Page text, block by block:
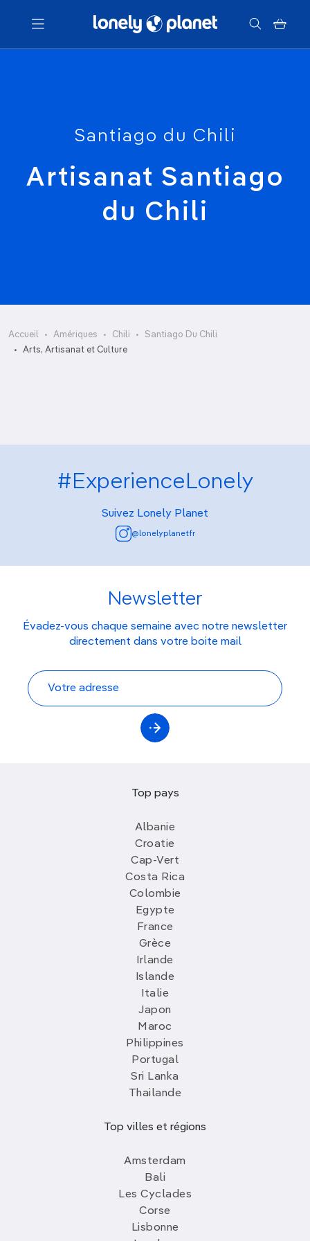
Menu
Santiago du Chili
Artisanat Santiago
du Chili
Accueil Amériques Chili
Santiago Du Chili
Arts, Artisanat et Culture
Centro Cultural Palacio La Moneda
#ExperienceLonely
Suivez Lonely Planet
@lonelyplanetfr
Newsletter
Évadez-vous chaque semaine avec notre newsletter
directement dans votre boite mail
Top pays
Albanie
Croatie
Cap-Vert
Costa Rica
Colombie
Egypte
France
Grèce
Irlande
Islande
Italie
Japon
Maroc
Philippines
Portugal
Sri Lanka
Thailande
Top villes et régions
Amsterdam
Bali
Les Cyclades
Corse
Lisbonne